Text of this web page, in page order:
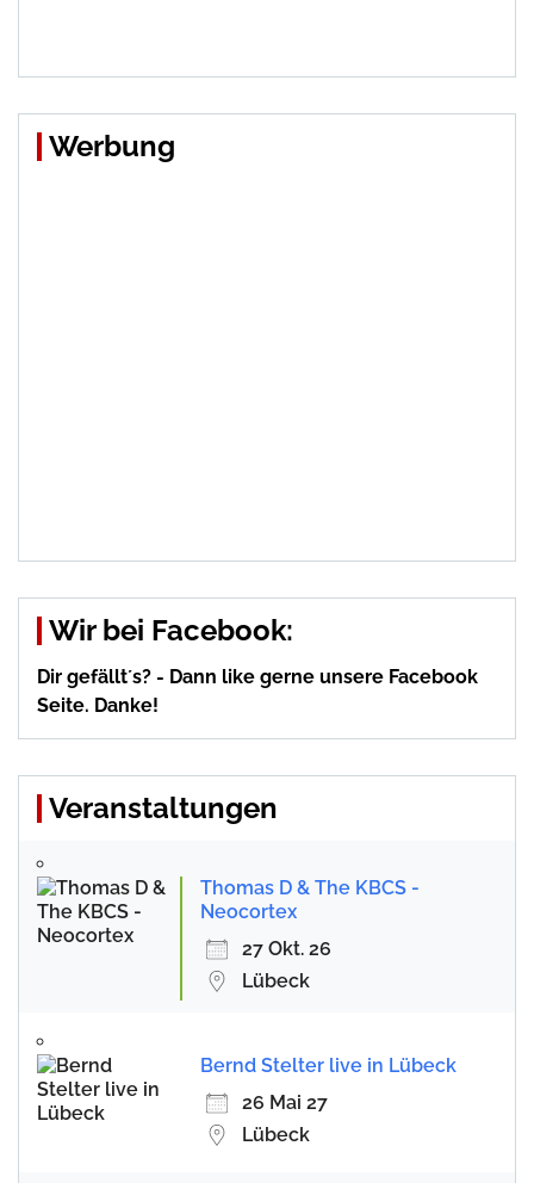
Werbung
Wir bei Facebook:
Dir gefällt´s? - Dann like gerne unsere Facebook
Seite. Danke!
Veranstaltungen
Thomas D & The KBCS -
Neocortex
27 Okt. 26
Lübeck
Bernd Stelter live in Lübeck
26 Mai 27
Lübeck